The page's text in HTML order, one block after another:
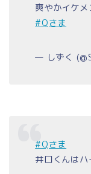
爽やかイケ
#Qさま
— しずく
#Qさま
井口くんはハ